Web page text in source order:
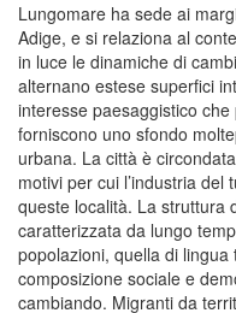
Lungomare ha sede ai
Adige, e si relaziona al
in luce le dinamiche di
alternano estese superfici
interesse paesaggistico
forniscono uno sfondo
urbana. La città è
motivi per cui l’industria
queste località. La struttura
caratterizzata da lungo
popolazioni, quella di
composizione sociale e
cambiando. Migranti da